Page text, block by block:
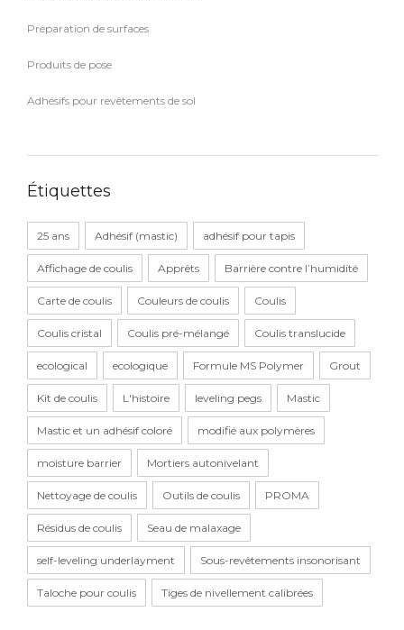
Préparation de surfaces
Produits de pose
Adhésifs pour revêtements de sol
Étiquettes
25 ans Adhésif (mastic) adhésif pour tapis
Affichage de coulis Apprêts Barrière contre l’humidité
Carte de coulis Couleurs de coulis Coulis
Coulis cristal Coulis pré-mélangé Coulis translucide
ecological ecologique Formule MS Polymer Grout
Kit de coulis L'histoire leveling pegs Mastic
Mastic et un adhésif coloré modifié aux polymères
moisture barrier Mortiers autonivelant
Nettoyage de coulis Outils de coulis PROMA
Résidus de coulis Seau de malaxage
self-leveling underlayment Sous-revêtements insonorisant
Taloche pour coulis Tiges de nivellement calibrées